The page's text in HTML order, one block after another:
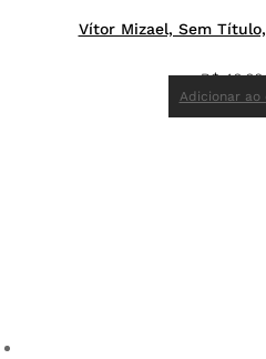
Vítor Mizael, Sem
R$
Adicionar ao